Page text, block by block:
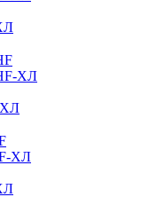
ХЛ
ХЛ